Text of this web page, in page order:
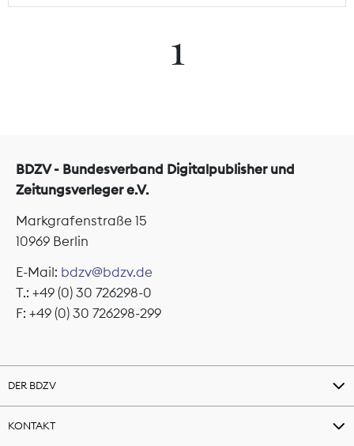
1
BDZV - Bundesverband Digitalpublisher und
Zeitungsverleger e.V.
Markgrafenstraße 15
10969 Berlin
E-Mail: bdzv@bdzv.de
T.: +49 (0) 30 726298-0
F: +49 (0) 30 726298-299
DER BDZV
KONTAKT